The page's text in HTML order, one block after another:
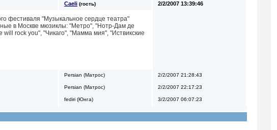
Caeli (гость) 2/2/2007 13:39:46
фестиваля "Музыкальное сердце театра"
в Москве мюзиклы: "Метро", "Нотр-Дам де
rock you", "Чикаго", "Мамма мия", "Иствикские
Persian (Матрос) 2/2/2007 21:28:43
Persian (Матрос) 2/2/2007 22:17:23
fediri (Юнга) 3/2/2007 06:07:23